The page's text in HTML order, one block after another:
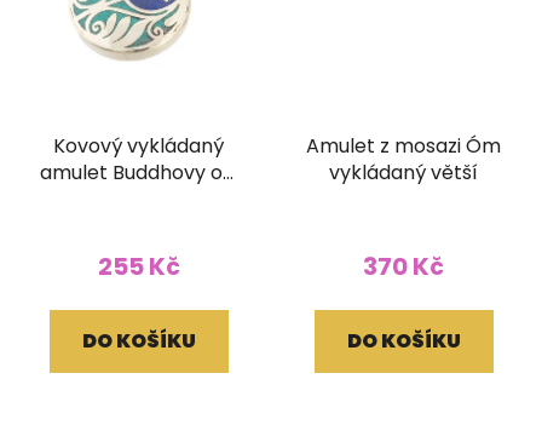
Kovový vykládaný
amulet Buddhovy oči
255 Kč
DO KOŠÍKU
Amulet z mosazi Óm
vykládaný větší
370 Kč
DO KOŠÍKU